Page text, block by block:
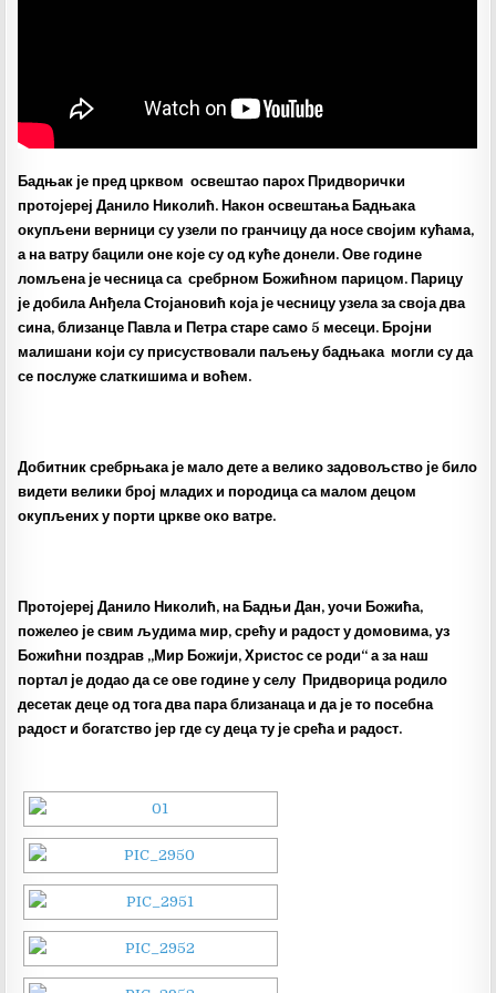
Бадњак је пред црквом освештао парох Придворички
протојереј Данило Николић. Након освештања Бадњака
окупљени верници су узели по гранчицу да носе својим кућама,
а на ватру бацили оне које су од куће донели. Ове године
ломљена је чесница са сребрном Божићном парицом. Парицу
је добила Анђела Стојановић која је чесницу узела за своја два
сина, близанце Павла и Петра старе само 5 месеци. Бројни
малишани који су присуствовали паљењу бадњака могли су да
се послуже слаткишима и воћем.
Добитник сребрњака је мало дете а велико задовољство је било
видети велики број младих и породица са малом децом
окупљених у порти цркве око ватре.
Протојереј Данило Николић, на Бадњи Дан, уочи Божића,
пожелео је свим људима мир, срећу и радост у домовима, уз
Божићни поздрав „Мир Божији, Христос се роди“ а за наш
портал је додао да се ове године у селу Придворица родило
десетак деце од тога два пара близанаца и да је то посебна
радост и богатство јер где су деца ту је срећа и радост.